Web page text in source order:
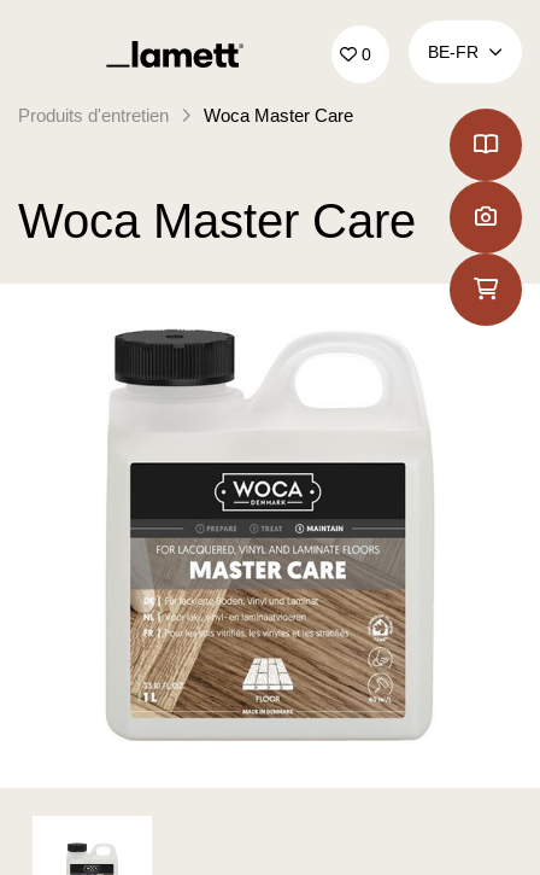
Retour à la page d'accueil 0 BE‑FR
Produits d'entretien Woca Master Care
Woca Master Care